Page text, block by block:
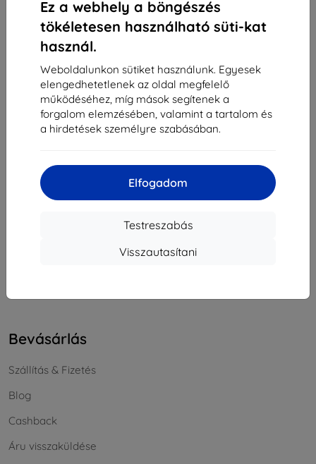
Ez a webhely a böngészés
tökéletesen használható süti-kat
használ.
Weboldalunkon sütiket használunk. Egyesek
elengedhetetlenek az oldal megfelelő
működéséhez, míg mások segítenek a
forgalom elemzésében, valamint a tartalom és
a hirdetések személyre szabásában.
Elfogadom
Testreszabás
Visszautasítani
Shield-Sk s.r.o.
Rudolf Mocka utca 3750/2A
841 04 Bratislava
Cégjegyzékszám:46701494
ÁFA-azonosító:SK2023549671
info@top4mobile.eu
Bevásárlás
Szállítás & Fizetés
Blog
Cashback
Áru visszaküldése